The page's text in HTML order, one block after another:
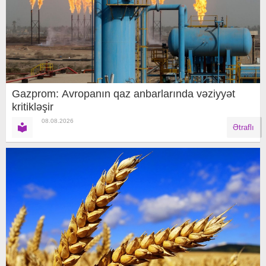
Gazprom: Avropanın qaz anbarlarında vəziyyət
kritikləşir
08.08.2026
Ətraflı